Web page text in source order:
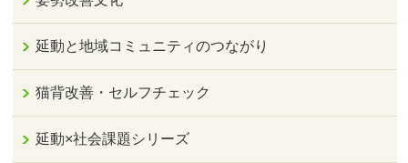
延動と地域コミュニティのつながり
猫背改善・セルフチェック
延動×社会課題シリーズ